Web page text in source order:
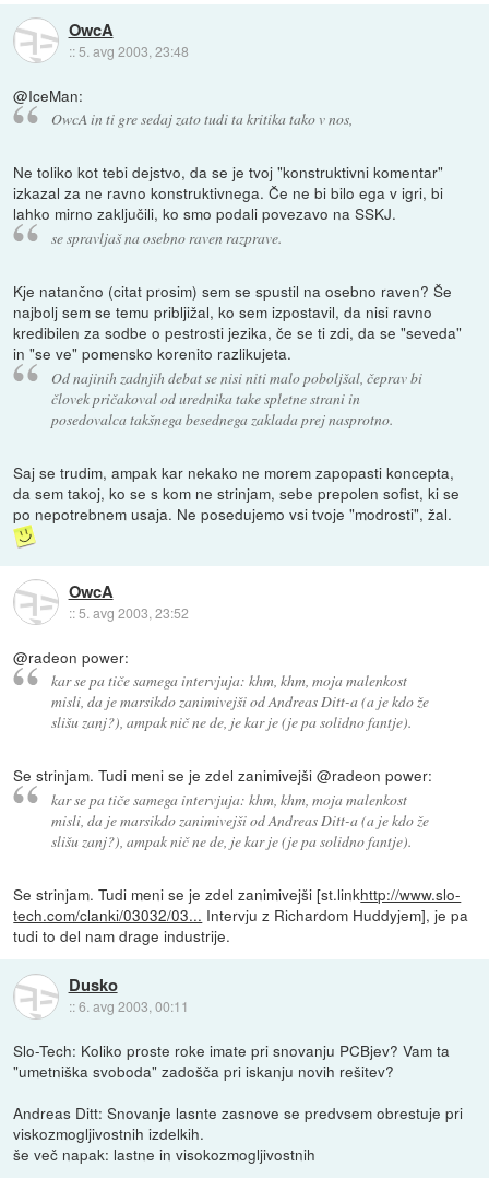
OwcA
:: 5. avg 2003, 23:48
@IceMan:
OwcA in ti gre sedaj zato tudi ta kritika tako v nos,
Ne toliko kot tebi dejstvo, da se je tvoj "konstruktivni komentar"
izkazal za ne ravno konstruktivnega. Če ne bi bilo ega v igri, bi
lahko mirno zaključili, ko smo podali povezavo na SSKJ.
se spravljaš na osebno raven razprave.
Kje natančno (citat prosim) sem se spustil na osebno raven? Še
najbolj sem se temu pribljižal, ko sem izpostavil, da nisi ravno
kredibilen za sodbe o pestrosti jezika, če se ti zdi, da se "seveda"
in "se ve" pomensko korenito razlikujeta.
Od najinih zadnjih debat se nisi niti malo poboljšal, čeprav bi
človek pričakoval od urednika take spletne strani in
posedovalca takšnega besednega zaklada prej nasprotno.
Saj se trudim, ampak kar nekako ne morem zapopasti koncepta,
da sem takoj, ko se s kom ne strinjam, sebe prepolen sofist, ki se
po nepotrebnem usaja. Ne posedujemo vsi tvoje "modrosti", žal.
OwcA
::5. avg 2003, 23:52
@radeon power:
kar se pa tiče samega intervjuja: khm, khm, moja malenkost
misli, da je marsikdo zanimivejši od Andreas Ditt-a (a je kdo že
slišu zanj?), ampak nič ne de, je kar je (je pa solidno fantje).
Se strinjam. Tudi meni se je zdel zanimivejši @radeon power:
kar se pa tiče samega intervjuja: khm, khm, moja malenkost
misli, da je marsikdo zanimivejši od Andreas Ditt-a (a je kdo že
slišu zanj?), ampak nič ne de, je kar je (je pa solidno fantje).
Se strinjam. Tudi meni se je zdel zanimivejši [st.linkhttp://www.slo-
tech.com/clanki/03032/03... Intervju z Richardom Huddyjem], je pa
tudi to del nam drage industrije.
Dusko
::6. avg 2003, 00:11
Slo-Tech: Koliko proste roke imate pri snovanju PCBjev? Vam ta
"umetniška svoboda" zadošča pri iskanju novih rešitev?
Andreas Ditt: Snovanje lasnte zasnove se predvsem obrestuje pri
viskozmogljivostnih izdelkih.
še več napak: lastne in visokozmogljivostnih